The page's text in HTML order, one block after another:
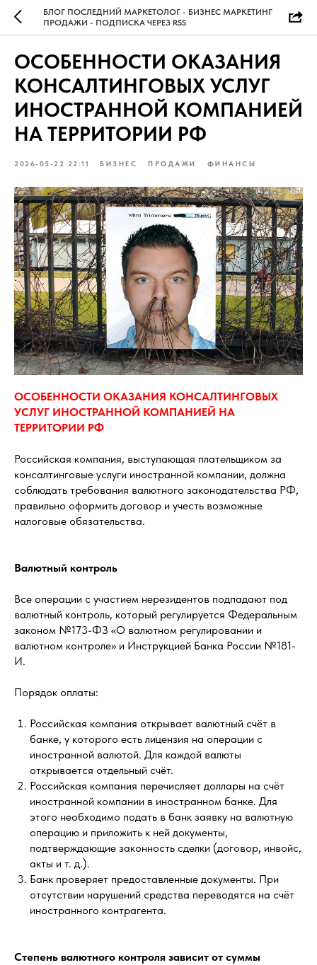
БЛОГ ПОСЛЕДНИЙ МАРКЕТОЛОГ - БИЗНЕС МАРКЕТИНГ
ПРОДАЖИ - ПОДПИСКА ЧЕРЕЗ RSS
ОСОБЕННОСТИ ОКАЗАНИЯ
КОНСАЛТИНГОВЫХ УСЛУГ
ИНОСТРАННОЙ КОМПАНИЕЙ
НА ТЕРРИТОРИИ РФ
2026-05-22 22:11 БИЗНЕС ПРОДАЖИ ФИНАНСЫ
ОСОБЕННОСТИ ОКАЗАНИЯ КОНСАЛТИНГОВЫХ
УСЛУГ ИНОСТРАННОЙ КОМПАНИЕЙ НА
ТЕРРИТОРИИ РФ
Российская компания, выступающая плательщиком за
консалтинговые услуги иностранной компании, должна
соблюдать требования валютного законодательства РФ,
правильно оформить договор и учесть возможные
налоговые обязательства.
Валютный контроль
Все операции с участием нерезидентов подпадают под
валютный контроль, который регулируется Федеральным
законом №173-ФЗ «О валютном регулировании и
валютном контроле» и Инструкцией Банка России №181-
И.
Порядок оплаты:
Российская компания открывает валютный счёт в
банке, у которого есть лицензия на операции с
иностранной валютой. Для каждой валюты
открывается отдельный счёт.
Российская компания перечисляет доллары на счёт
иностранной компании в иностранном банке. Для
этого необходимо подать в банк заявку на валютную
операцию и приложить к ней документы,
подтверждающие законность сделки (договор, инвойс,
акты и т. д.).
Банк проверяет предоставленные документы. При
отсутствии нарушений средства переводятся на счёт
иностранного контрагента.
Степень валютного контроля зависит от суммы